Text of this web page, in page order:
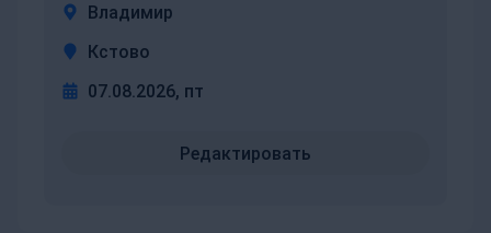
Владимир
Кстово
07.08.2026, пт
Редактировать